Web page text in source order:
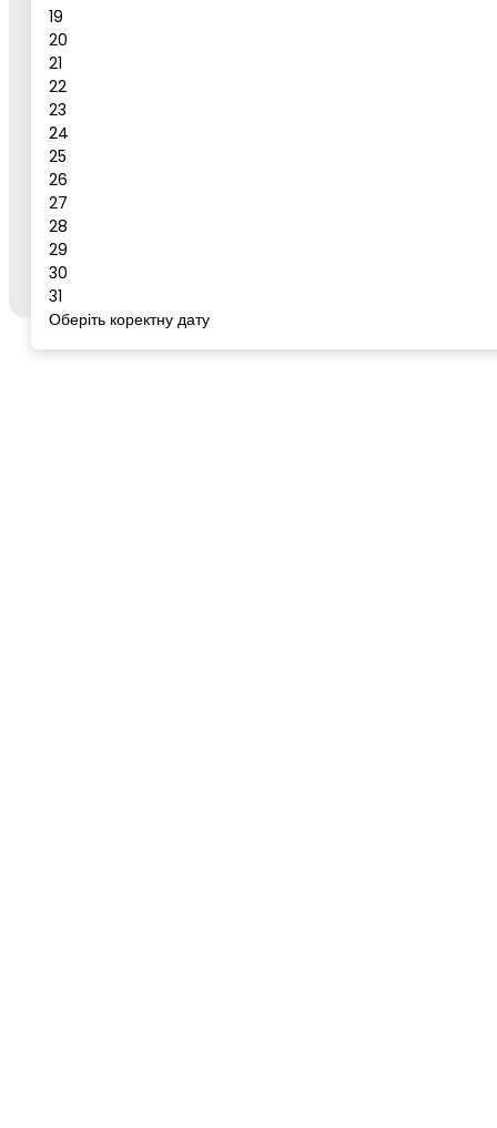
19
20
21
22
23
24
25
26
27
28
29
30
31
Оберіть коректну дату
Повідомлення
Щоб забронювати готель або тур, відкрийте цей
сервіс із сторінки бажаного готелю/туру на